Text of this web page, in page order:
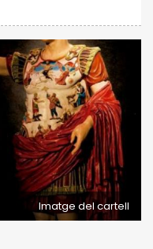
Imatge del cartell